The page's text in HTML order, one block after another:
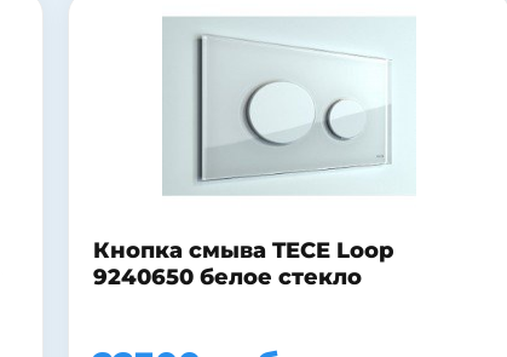
Кнопка смыва TECE Loop
9240650 белое стекло